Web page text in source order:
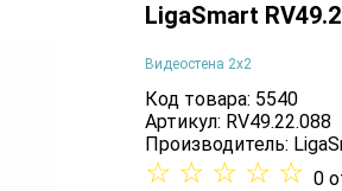
LigaSmart
Видеостена 2x2
Код товара: 5540
Артикул: RV49.22.088
Производитель:
☆ ☆ ☆ ☆ ☆ 0